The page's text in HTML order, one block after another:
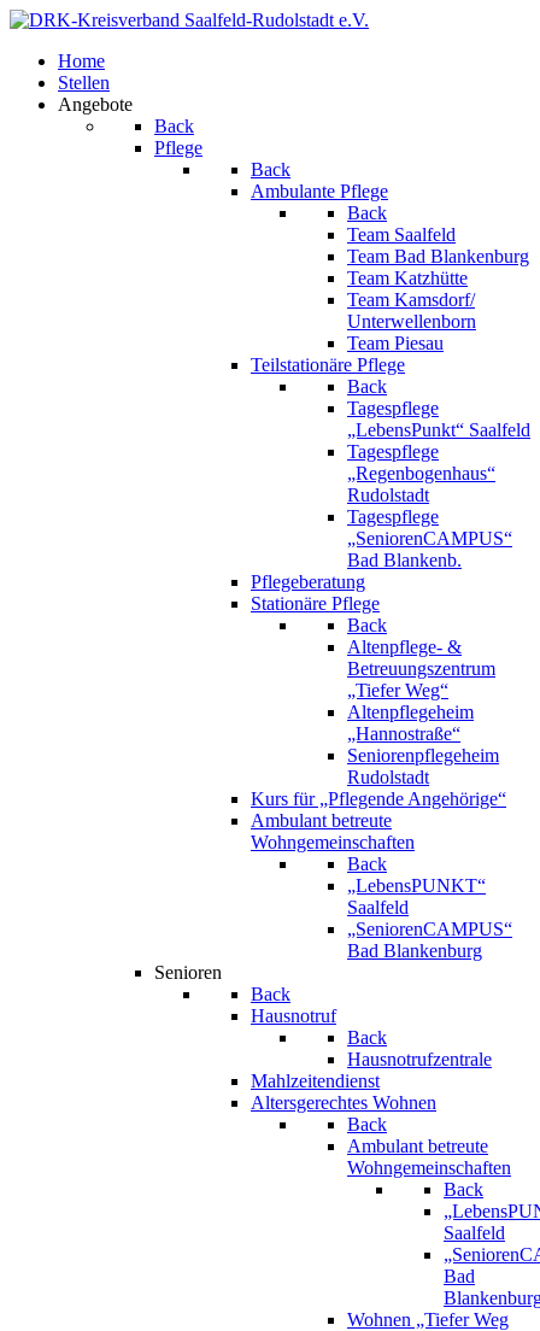
Home
Stellen
Angebote
Back
Pflege
Back
Ambulante Pflege
Back
Team Saalfeld
Team Bad Blankenburg
Team Katzhütte
Team Kamsdorf/
Unterwellenborn
Team Piesau
Teilstationäre Pflege
Back
Tagespflege
„LebensPunkt“ Saalfeld
Tagespflege
„Regenbogenhaus“
Rudolstadt
Tagespflege
„SeniorenCAMPUS“
Bad Blankenb.
Pflegeberatung
Stationäre Pflege
Back
Altenpflege- &
Betreuungszentrum
„Tiefer Weg“
Altenpflegeheim
„Hannostraße“
Seniorenpflegeheim
Rudolstadt
Kurs für „Pflegende Angehörige“
Ambulant betreute
Wohngemeinschaften
Back
„LebensPUNKT“
Saalfeld
„SeniorenCAMPUS“
Bad Blankenburg
Senioren
Back
Hausnotruf
Back
Hausnotrufzentrale
Mahlzeitendienst
Altersgerechtes Wohnen
Back
Ambulant betreute
Wohngemeinschaften
Back
Saalfeld
Bad
Wohnen „Tiefer Weg